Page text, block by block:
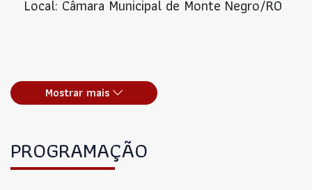
Local: Câmara Municipal de Monte Negro/RO
Mostrar mais
PROGRAMAÇÃO